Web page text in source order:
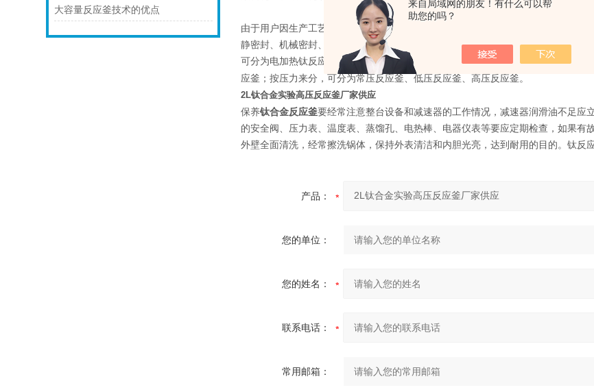
来自局域网的朋友！有什么可以帮
助您的吗？
大容量反应釜技术的优点
由于用户因生产工艺、操作条件不尽相同，对锅盖工艺开孔、搅拌型式（有桨式、
静密封、机械密封、填料密封装置等不同要求。反应釜按制造材质来分，可分为实
可分为电加热钛反应釜、蒸汽加热钛反应釜、远红外加热钛反应釜、导热油加热钛
应釜；按压力来分，可分为常压反应釜、低压反应釜、 高压反应釜。
2L钛合金实验高压反应釜厂家供应
保养钛合金反应釜要经常注意整台设备和减速器的工作情况，减速器润滑油不足
的安全阀、压力表、温度表、蒸馏孔、电热棒、电器仪表等要应定期检查，如果
外壁全面清洗，经常擦洗锅体，保持外表清洁和内胆光亮，达到耐用的目的。钛反
产品：
您的单位：
您的姓名：
联系电话：
常用邮箱：